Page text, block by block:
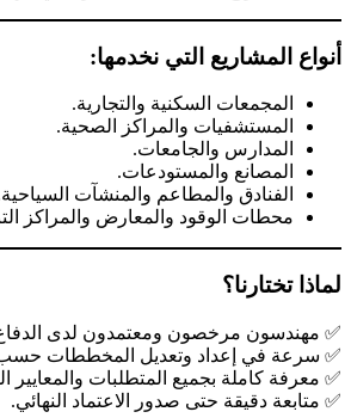
أنواع المشاريع التي نخدمها:
المجمعات السكنية والتجارية.
المستشفيات والمراكز الصحية.
المدارس والجامعات.
المصانع والمستودعات.
الفنادق والمطاعم والمنشآت
محطات الوقود والمعارض والمراكز
لماذا تختارنا؟
✅ مهندسون مرخصون ومعتمدون لدى
✅ سرعة في إعداد وتعديل المخططات
✅ معرفة كاملة بجميع المتطلبات والمعايير
✅ متابعة دقيقة حتى صدور الاعتماد النهائي.